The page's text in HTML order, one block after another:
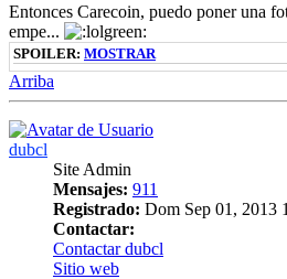
Entonces Carecoin, puedo poner una
empe...
SPOILER: MOSTRAR
Arriba
dubcl
Site Admin
Mensajes: 911
Registrado: Dom Sep 01, 2013
Contactar:
Contactar dubcl
Sitio web